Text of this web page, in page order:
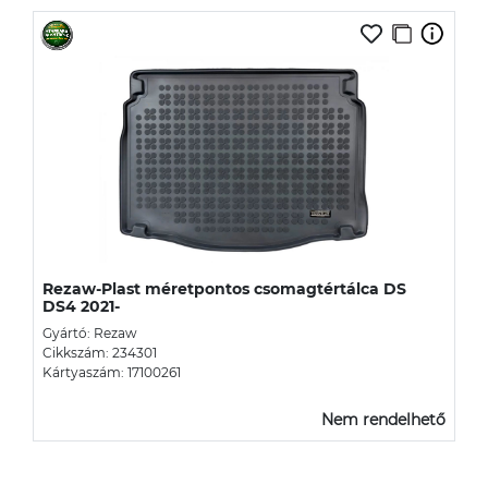
Rezaw-Plast méretpontos csomagtértálca DS
DS4 2021-
Gyártó: Rezaw
Cikkszám: 234301
Kártyaszám: 17100261
Nem rendelhető